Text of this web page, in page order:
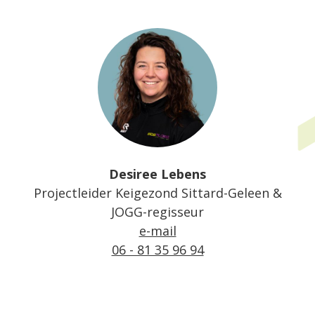
Desiree Lebens
Projectleider Keigezond Sittard-Geleen &
JOGG-regisseur
e-mail
06 - 81 35 96 94